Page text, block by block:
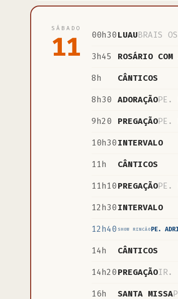
SÁBADO
11 00h30 LUAUBRAIS
3h45 ROSÁRIO
8h CÂNTICOS
8h30 ADORAÇÃOPE.
9h20 PREGAÇÃOPE.
10h30 INTERVALO
11h CÂNTICOS
11h10 PREGAÇÃOPE.
12h30 INTERVALO
12h40 SHOW RINCÃO PE.
14h CÂNTICOS
14h20 PREGAÇÃOIR.
16h SANTA MISSA